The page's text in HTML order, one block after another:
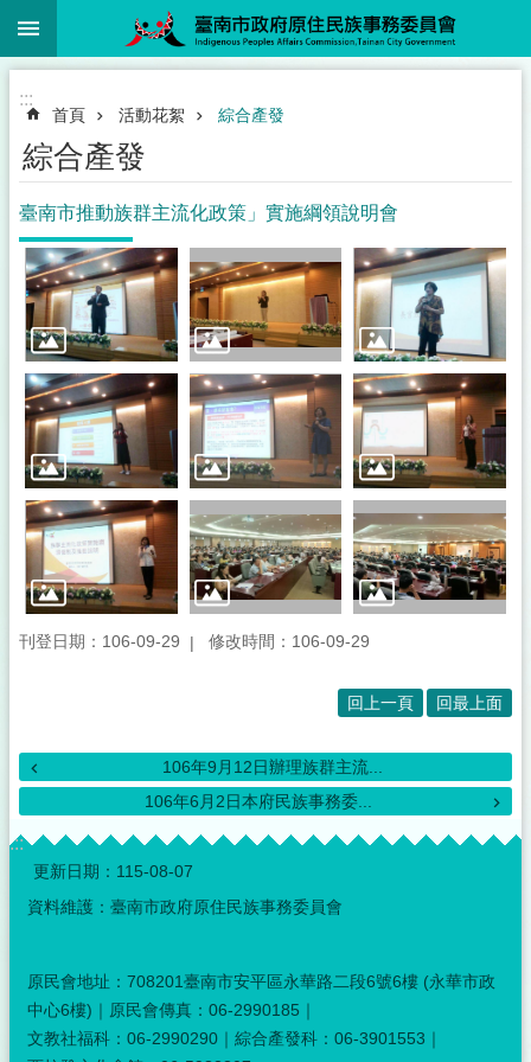
跳到主要內容區塊
:::
首頁 活動花絮 綜合產發
綜合產發
臺南市推動族群主流化政策」實施綱領說明會
刊登日期：106-09-29 修改時間：106-09-29
回上一頁 回最上面
106年9月12日辦理族群主流...
106年6月2日本府民族事務委...
:::
更新日期： 115-08-07
資料維護：臺南市政府原住民族事務委員會
原民會地址：708201臺南市安平區永華路二段6號6樓 (永華市政
中心6樓)｜原民會傳真：06-2990185｜
文教社福科：06-2990290｜綜合產發科：06-3901553｜